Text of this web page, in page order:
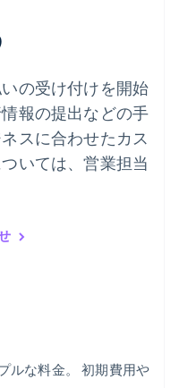
の受け付けを開始
報の提出などの手
スに合わせたカス
いては、営業担当
ルな料金。 初期費用や